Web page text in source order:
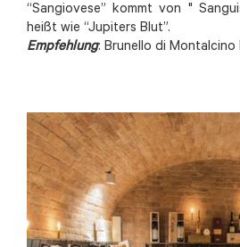
“Sangiovese” kommt von "
heißt wie “Jupiters Blut”.
Empfehlung: Brunello di Montalcino